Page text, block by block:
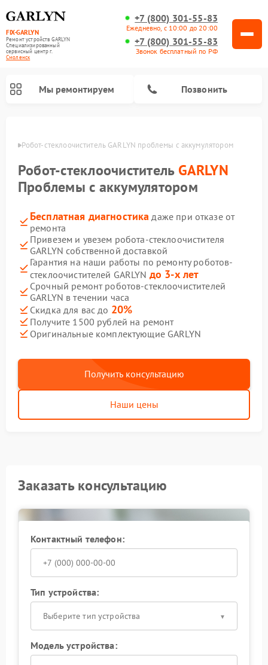
FIX-GARLYN
Ремонт устройств GARLYN
Специализированный
cервисный центр г.
Смоленск
+7 (800) 301-55-83
Ежедневно, с 10:00 до 20:00
+7 (800) 301-55-83
Звонок бесплатный по РФ
Мы ремонтируем Позвонить
Робот-стеклоочиститель GARLYN проблемы с аккумулятором
Робот-стеклоочиститель GARLYN
Проблемы с аккумулятором
Бесплатная диагностика даже при отказе от
ремонта
Привезем и увезем робота-стеклоочистителя
GARLYN собственной доставкой
Гарантия на наши работы по ремонту роботов-
стеклоочистителей GARLYN до 3-х лет
Срочный ремонт роботов-стеклоочистителей
GARLYN в течении часа
Скидка для вас до 20%
Получите 1500 рублей на ремонт
Оригинальные комплектующие GARLYN
Получить консультацию
Наши цены
Заказать консультацию
Контактный телефон:
Тип устройства:
Выберите тип устройства
Модель устройства: